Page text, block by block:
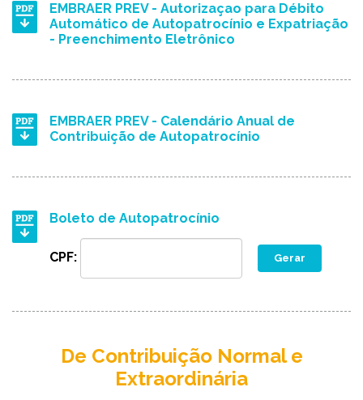
EMBRAER PREV - Autorizaçao para Débito
Automático de Autopatrocínio e Expatriação
- Preenchimento Eletrônico
EMBRAER PREV - Calendário Anual de
Contribuição de Autopatrocínio
Boleto de Autopatrocínio
CPF: Gerar
De Contribuição Normal e
Extraordinária